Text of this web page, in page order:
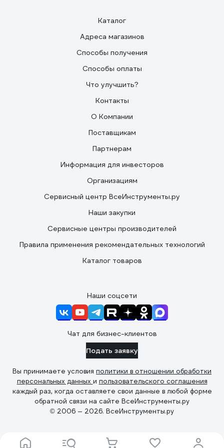
Каталог
Адреса магазинов
Способы получения
Способы оплаты
Что улучшить?
Контакты
О Компании
Поставщикам
Партнерам
Информация для инвесторов
Организациям
Сервисный центр ВсеИнструменты.ру
Наши закупки
Сервисные центры производителей
Правила применения рекомендательных технологий
Каталог товаров
Наши соцсети
Чат для бизнес-клиентов
Подать заявку
Вы принимаете условия политики в отношении обработки
персональных данных и пользовательского соглашения
каждый раз, когда оставляете свои данные в любой форме
обратной связи на сайте ВсеИнструменты.ру
© 2006 — 2026. ВсеИнструменты.ру